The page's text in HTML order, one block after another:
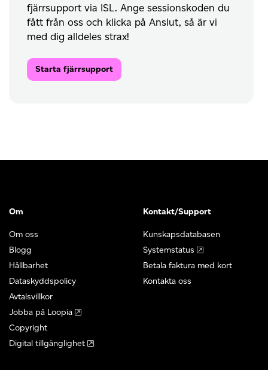
fjärrsupport via ISL. Ange sessionskoden du
fått från oss och klicka på Anslut, så är vi
med dig alldeles strax!
Starta fjärrsupport
Om
Om oss
Blogg
Hållbarhet
Dataskyddspolicy
Avtalsvillkor
Jobba på Loopia
Copyright
Digital tillgänglighet
Kontakt/Support
Kunskapsdatabasen
Systemstatus
Betala faktura med kort
Kontakta oss